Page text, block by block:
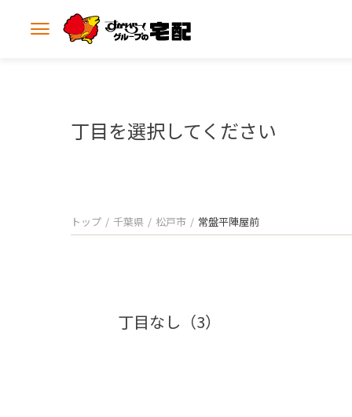
メ
丁目を選択してください
トップ 千葉県 松戸市 常盤平陣屋前
丁目なし（3）